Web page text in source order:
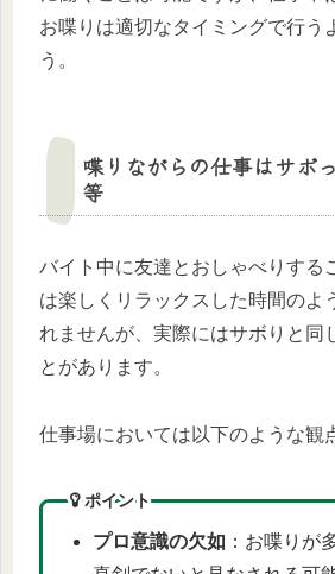
お喋りは適切なタイミングで行う
う。
喋りながらの仕事はサボ
等
バイト中に友達とおしゃべりする
は楽しくリラックスした時間のよ
れませんが、実際にはサボりと同
とがあります。
仕事場においては以下のような観
ポイント
プロ意識の欠如 ：お喋りが